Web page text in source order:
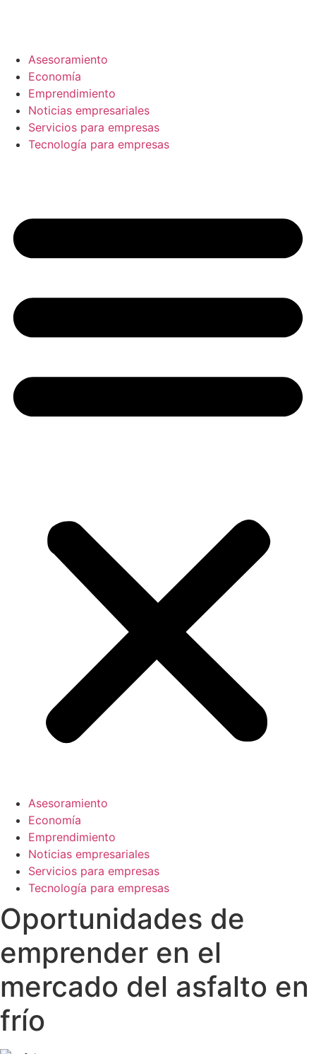
Asesoramiento
Economía
Emprendimiento
Noticias empresariales
Servicios para empresas
Tecnología para empresas
Asesoramiento
Economía
Emprendimiento
Noticias empresariales
Servicios para empresas
Tecnología para empresas
Oportunidades de
emprender en el
mercado del asfalto en
frío